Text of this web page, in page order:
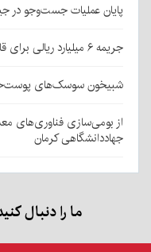
پایان عملیات جست‌وجو در جیرفت؛ کودک ۴ ساله
جریمه ۶ میلیارد ریالی برای قاچاقچی نارنگی پاکستانی در بافت
شبیخون سوسک‌های پوست‌خوار به
از بومی‌سازی فناوری‌های معدنی
جهاددانشگاهی کرمان
ما را دنبال کنید